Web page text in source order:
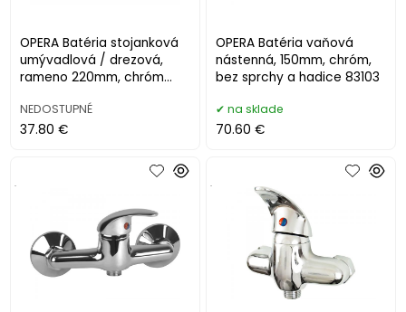
OPERA Batéria stojanková
umývadlová / drezová,
rameno 220mm, chróm
NEDOSTUPNÉ
37.80 €
OPERA Batéria vaňová
nástenná, 150mm, chróm,
bez sprchy a hadice 83103
na sklade
70.60 €
. .